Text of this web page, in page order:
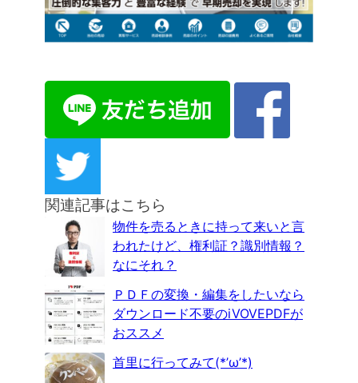
関連記事はこちら
物件を売るときに持って来いと言
われたけど、権利証？識別情報？
なにそれ？
ＰＤＦの変換・編集をしたいなら
ダウンロード不要のiVOVEPDFが
おススメ
首里に行ってみて(*’ω’*)